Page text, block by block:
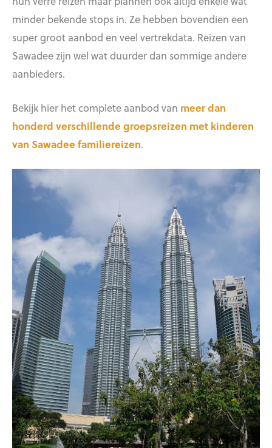
minder bekende stops in. Ze hebben bovendien een
super groot aanbod en veel vertrekdata. Reizen van
Sawadee zijn wel wat duurder dan sommige andere
aanbieders.
Bekijk hier het complete aanbod van meer dan
honderd verschillende groepsreizen met kinderen
van Sawadee familiereizen.